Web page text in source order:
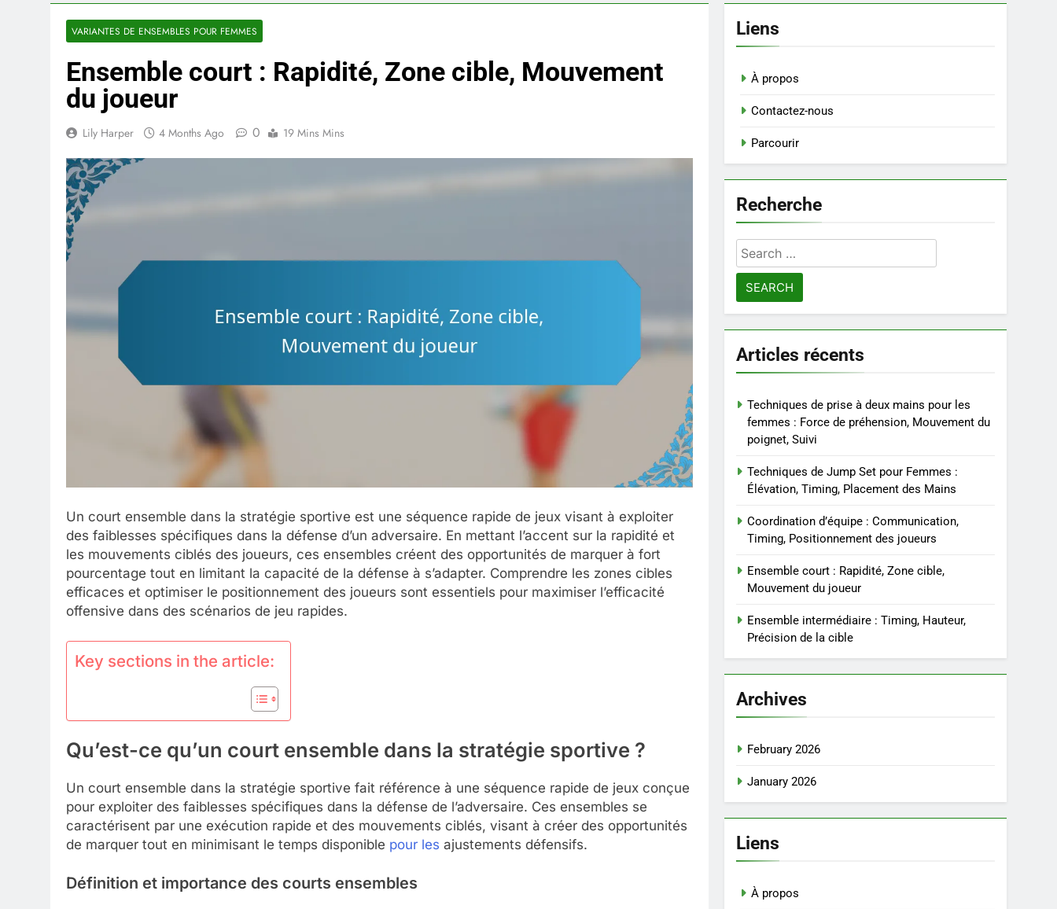
VARIANTES DE ENSEMBLES POUR FEMMES
Ensemble court : Rapidité, Zone cible, Mouvement
du joueur
Lily Harper 4 Months Ago 0 19 Mins Mins
Un court ensemble dans la stratégie sportive est une séquence rapide de jeux visant à exploiter
des faiblesses spécifiques dans la défense d’un adversaire. En mettant l’accent sur la rapidité et
les mouvements ciblés des joueurs, ces ensembles créent des opportunités de marquer à fort
pourcentage tout en limitant la capacité de la défense à s’adapter. Comprendre les zones cibles
efficaces et optimiser le positionnement des joueurs sont essentiels pour maximiser l’efficacité
offensive dans des scénarios de jeu rapides.
Key sections in the article:
Qu’est-ce qu’un court ensemble dans la stratégie sportive ?
Un court ensemble dans la stratégie sportive fait référence à une séquence rapide de jeux conçue
pour exploiter des faiblesses spécifiques dans la défense de l’adversaire. Ces ensembles se
caractérisent par une exécution rapide et des mouvements ciblés, visant à créer des opportunités
de marquer tout en minimisant le temps disponible pour les ajustements défensifs.
Définition et importance des courts ensembles
Liens
À propos
Contactez-nous
Parcourir
Recherche
Search
for:
Articles récents
Techniques de prise à deux mains pour les
femmes : Force de préhension, Mouvement du
poignet, Suivi
Techniques de Jump Set pour Femmes :
Élévation, Timing, Placement des Mains
Coordination d’équipe : Communication,
Timing, Positionnement des joueurs
Ensemble court : Rapidité, Zone cible,
Mouvement du joueur
Ensemble intermédiaire : Timing, Hauteur,
Précision de la cible
Archives
February 2026
January 2026
Liens
À propos